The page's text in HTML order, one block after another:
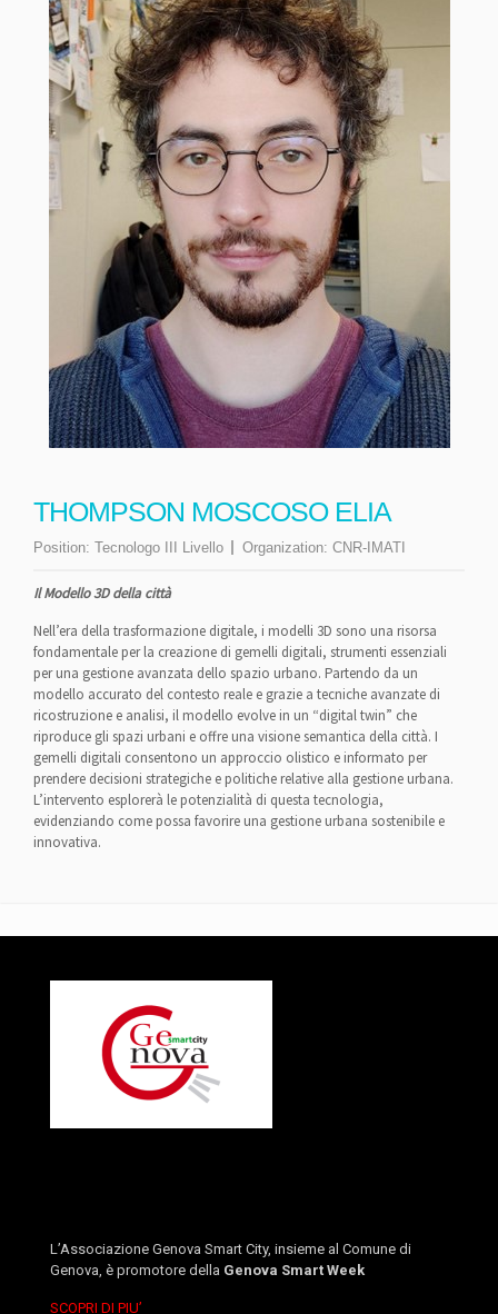
THOMPSON MOSCOSO ELIA
Position: Tecnologo III Livello Organization: CNR-IMATI
Il Modello 3D della città
Nell’era della trasformazione digitale, i modelli 3D sono una risorsa
fondamentale per la creazione di gemelli digitali, strumenti essenziali
per una gestione avanzata dello spazio urbano. Partendo da un
modello accurato del contesto reale e grazie a tecniche avanzate di
ricostruzione e analisi, il modello evolve in un “digital twin” che
riproduce gli spazi urbani e offre una visione semantica della città. I
gemelli digitali consentono un approccio olistico e informato per
prendere decisioni strategiche e politiche relative alla gestione urbana.
L’intervento esplorerà le potenzialità di questa tecnologia,
evidenziando come possa favorire una gestione urbana sostenibile e
innovativa.
L’Associazione Genova Smart City, insieme al Comune di
Genova, è promotore della Genova Smart Week
SCOPRI DI PIU’